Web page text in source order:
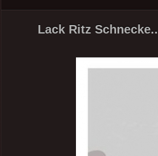
Lack Ritz Schnecke..